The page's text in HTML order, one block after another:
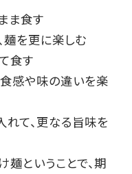
ま食す
麺を更に楽しむ
食す
感や味の違いを楽
て、更なる旨味を
ということで、期